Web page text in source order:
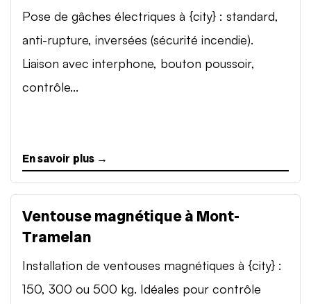
Pose de gâches électriques à {city} : standard,
anti-rupture, inversées (sécurité incendie).
Liaison avec interphone, bouton poussoir,
contrôle...
En savoir plus →
Ventouse magnétique à Mont-
Tramelan
Installation de ventouses magnétiques à {city} :
150, 300 ou 500 kg. Idéales pour contrôle